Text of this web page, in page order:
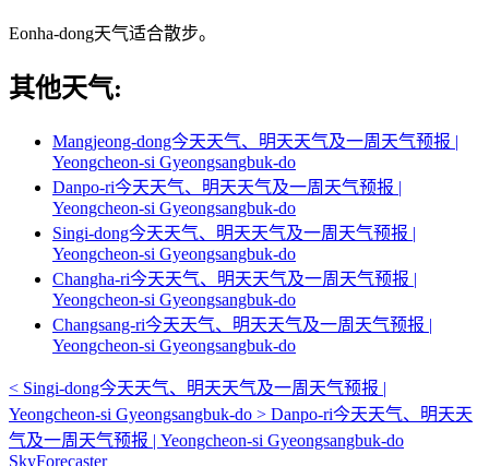
Eonha-dong天气适合散步。
其他天气:
Mangjeong-dong今天天气、明天天气及一周天气预报 |
Yeongcheon-si Gyeongsangbuk-do
Danpo-ri今天天气、明天天气及一周天气预报 |
Yeongcheon-si Gyeongsangbuk-do
Singi-dong今天天气、明天天气及一周天气预报 |
Yeongcheon-si Gyeongsangbuk-do
Changha-ri今天天气、明天天气及一周天气预报 |
Yeongcheon-si Gyeongsangbuk-do
Changsang-ri今天天气、明天天气及一周天气预报 |
Yeongcheon-si Gyeongsangbuk-do
< Singi-dong今天天气、明天天气及一周天气预报 |
Yeongcheon-si Gyeongsangbuk-do > Danpo-ri今天天气、明天天
气及一周天气预报 | Yeongcheon-si Gyeongsangbuk-do
SkyForecaster